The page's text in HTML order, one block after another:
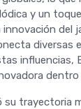
y un
del
diversas
influencias,
dentro
trayectoria